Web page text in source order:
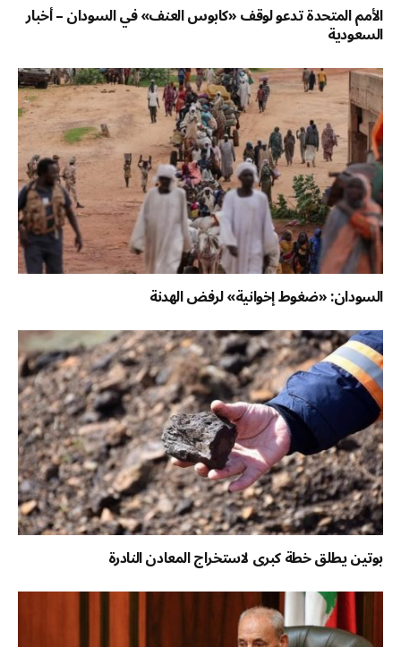
الأمم المتحدة تدعو لوقف «كابوس العنف» في السودان – أخبار
السعودية
السودان: «ضغوط إخوانية» لرفض الهدنة
بوتين يطلق خطة كبرى لاستخراج المعادن النادرة